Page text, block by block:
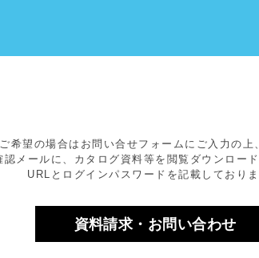
希望の場合はお問い合せフォームにご入力の上
認メールに、カタログ資料等を閲覧ダウンロー
URLとログインパスワードを記載しておりま
資料請求・お問い合わせ